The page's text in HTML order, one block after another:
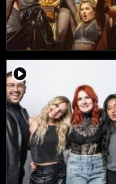
player2